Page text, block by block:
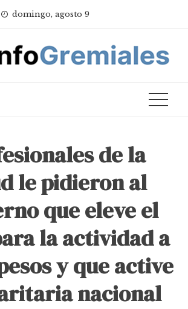
domingo, agosto 9
de la
le pidieron al
que eleve el
la actividad a
y que active
nacional